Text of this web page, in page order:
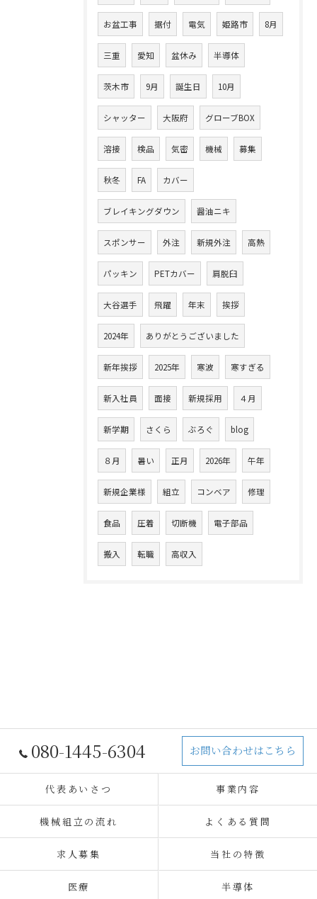
お盆工事 据付 電気 姫路市 8月
三重 愛知 盆休み 半導体
茨木市 9月 誕生日 10月
シャッター 大阪府 グローブBOX
溶接 検品 気密 機械 募集
秋冬 FA カバー
ブレイキングダウン 醤油ニキ
スポンサー 外注 新規外注 高熱
パッキン PETカバー 肩脱臼
大谷選手 飛躍 年末 挨拶
2024年 ありがとうございました
新年挨拶 2025年 寒波 寒すぎる
新入社員 面接 新規採用 ４月
新学期 さくら ぶろぐ blog
８月 暑い 正月 2026年 午年
新規企業様 組立 コンベア 修理
食品 圧着 切断機 電子部品
搬入 転職 高収入
080-1445-6304 お問い合わせはこちら
代表あいさつ 事業内容
機械組立の流れ よくある質問
求人募集 当社の特徴
医療 半導体